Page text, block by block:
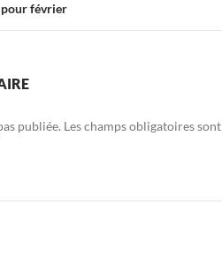
pour février
publiée. Les champs obligatoires sont